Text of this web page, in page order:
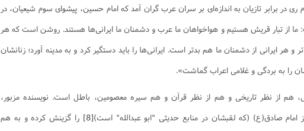
در برابر تازیان به اندازه‌ای بر سران عرب گران آمد که امام حسین، پیشوای سوم شیعیان، در
ما از تبار قریش هستیم و هواخواهان ما عرب و دشمنان ما ایرانی‌ها هستند. روشن است که هر
و هر ایرانی از دشمنان ما هم بدتر است. ایرانی‌ها را باید دستگیر کرد و به مدینه آورد؛ زنانشان
را به بردگی و غلامی اعراب گماشت».
هم از نظر تاریخی و هم از نظر قرآن و هم سیره معصومین، باطل است. نویسنده مزبور،
صادق(ع) (که لقبشان در منابع حدیثی "ابو عبدالله" است)[8]
را گزینش کرده و به هم